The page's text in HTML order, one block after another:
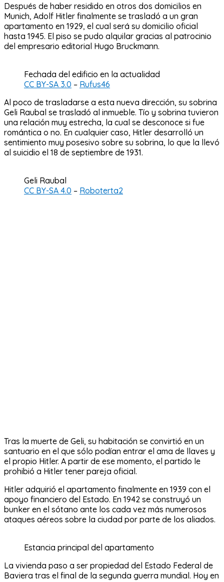
Después de haber residido en otros dos domicilios en
Munich, Adolf Hitler finalmente se trasladó a un gran
apartamento en 1929, el cual será su domicilio oficial
hasta 1945. El piso se pudo alquilar gracias al patrocinio
del empresario editorial Hugo Bruckmann.
Fechada del edificio en la actualidad
CC BY-SA 3.0 – Rufus46
Al poco de trasladarse a esta nueva dirección, su sobrina
Geli Raubal se trasladó al inmueble. Tío y sobrina tuvieron
una relación muy estrecha, la cual se desconoce si fue
romántica o no. En cualquier caso, Hitler desarrolló un
sentimiento muy posesivo sobre su sobrina, lo que la llevó
al suicidio el 18 de septiembre de 1931.
Geli Raubal
CC BY-SA 4.0 – Roboterta2
Tras la muerte de Geli, su habitación se convirtió en un
santuario en el que sólo podían entrar el ama de llaves y
el propio Hitler. A partir de ese momento, el partido le
prohibió a Hitler tener pareja oficial.
Hitler adquirió el apartamento finalmente en 1939 con el
apoyo financiero del Estado. En 1942 se construyó un
bunker en el sótano ante los cada vez más numerosos
ataques aéreos sobre la ciudad por parte de los aliados.
Estancia principal del apartamento
La vivienda paso a ser propiedad del Estado Federal de
Baviera tras el final de la segunda guerra mundial. Hoy en